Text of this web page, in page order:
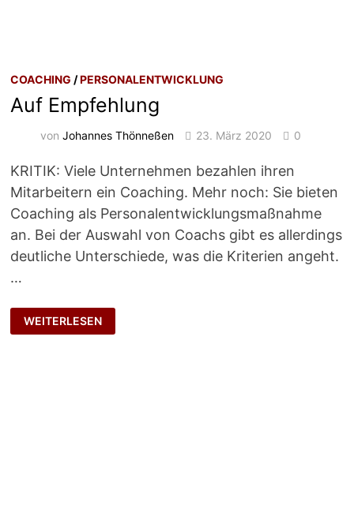
COACHING /PERSONALENTWICKLUNG
Auf Empfehlung
vonJohannes Thönneßen 23. März 2020 0
KRITIK: Viele Unternehmen bezahlen ihren
Mitarbeitern ein Coaching. Mehr noch: Sie bieten
Coaching als Personalentwicklungsmaßnahme
an. Bei der Auswahl von Coachs gibt es allerdings
deutliche Unterschiede, was die Kriterien angeht.
…
AUF
EMPFEHLUNG
WEITERLESEN